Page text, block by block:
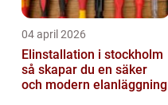
04 april 2026
Elinstallation i stockholm
så skapar du en säker
och modern elanläggning